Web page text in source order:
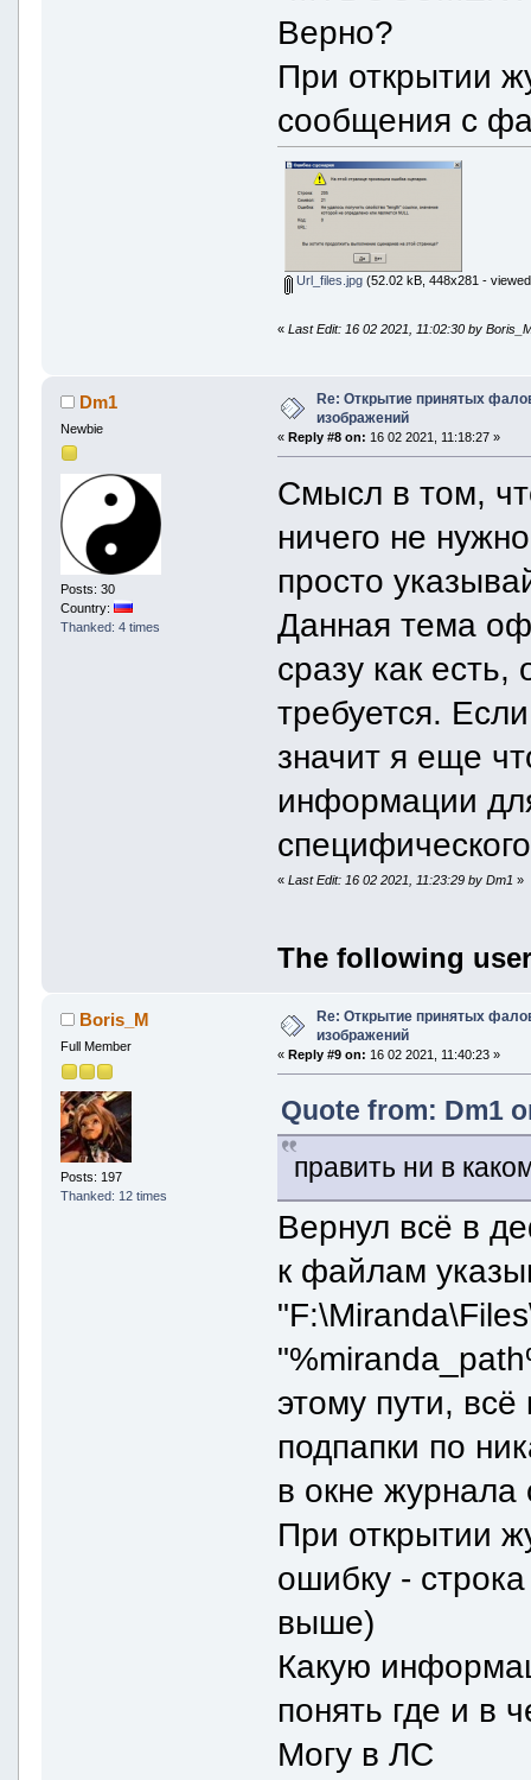
Верно?
При открытии
сообщения с
Url_files.jpg(52.02 kB, 448x281 -
«Last Edit: 16 02 2021, 11:02:30 by
Dm1
Newbie
Posts: 30
Country:
Thanked: 4 times
Re: Открытие принятых
изображений
«Reply #8 on: 16 02 2021, 11:18:27 »
Смысл в том,
ничего не
просто
Данная тема
сразу как есть,
требуется.
значит я еще
информации
«Last Edit: 16 02 2021, 11:23:29 by Dm1 »
The following
Boris_M
Full Member
Posts: 197
Thanked: 12 times
Re: Открытие принятых
изображений
« Reply #9 on: 16 02 2021, 11:40:23 »
Quote from: Dm1
править ни в
Вернул всё в
к файлам
этому пути,
подпапки по
в окне
При открытии
ошибку -
выше)
Какую
понять где и в
Могу в ЛС